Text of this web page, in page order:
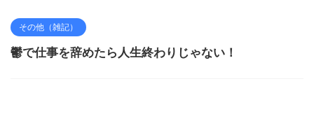
その他（雑記）
鬱で仕事を辞めたら人生終わりじゃない！